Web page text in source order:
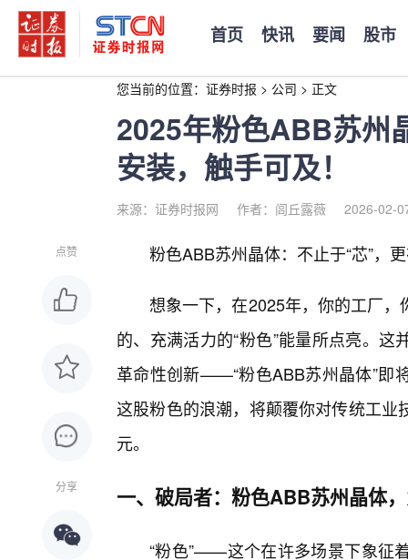
首页 快讯 要闻 股市
您当前的位置： 证券时报 > 公司 > 正文
2025年粉色ABB苏州
安装，触手可及！
来源：证券时报网 作者：闾丘露薇 2026-02-
点赞
分享
粉色ABB苏州晶体：不止于“芯”，
想象一下，在2025年，你的工厂
的、充满活力的“粉色”能量所点亮。
革命性创新——“粉色ABB苏州晶体”即
这股粉色的浪潮，将颠覆你对传统工
元。
一、破局者：粉色ABB苏州晶体
“粉色”——这个在许多场景下象征